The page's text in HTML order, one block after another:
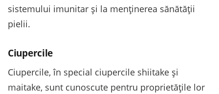
sistemului imunitar și la menținerea sănătății
pielii.
Ciupercile
Ciupercile, în special ciupercile shiitake și
maitake, sunt cunoscute pentru proprietățile lor